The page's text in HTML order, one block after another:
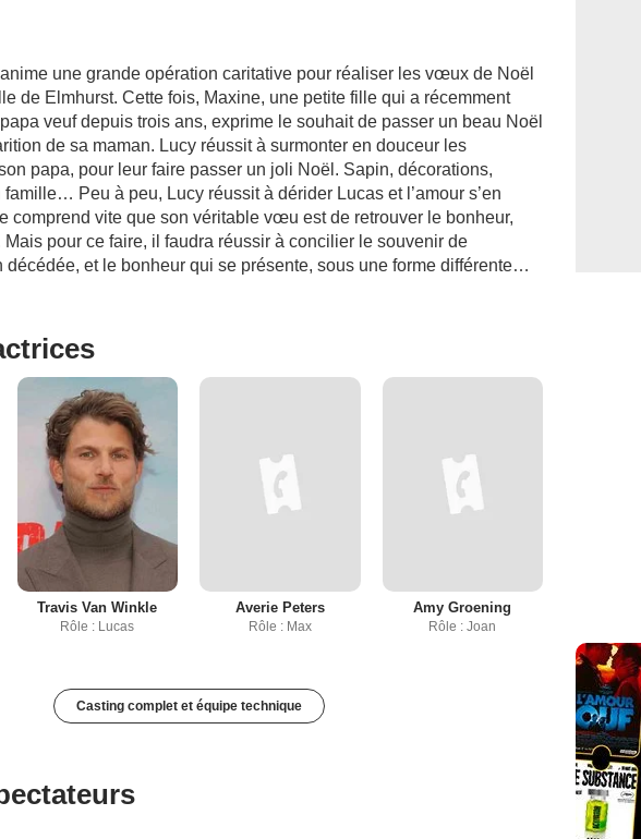
une grande opération caritative pour réaliser les vœux de Noël
de Elmhurst. Cette fois, Maxine, une petite fille qui a récemment
veuf depuis trois ans, exprime le souhait de passer un beau Noël
de sa maman. Lucy réussit à surmonter en douceur les
papa, pour leur faire passer un joli Noël. Sapin, décorations,
Peu à peu, Lucy réussit à dérider Lucas et l’amour s’en
comprend vite que son véritable vœu est de retrouver le bonheur,
pour ce faire, il faudra réussir à concilier le souvenir de
décédée, et le bonheur qui se présente, sous une forme différente…
Travis Van Winkle
Rôle : Lucas
Averie Peters
Rôle : Max
Amy Groening
Rôle : Joan
Casting complet et équipe technique